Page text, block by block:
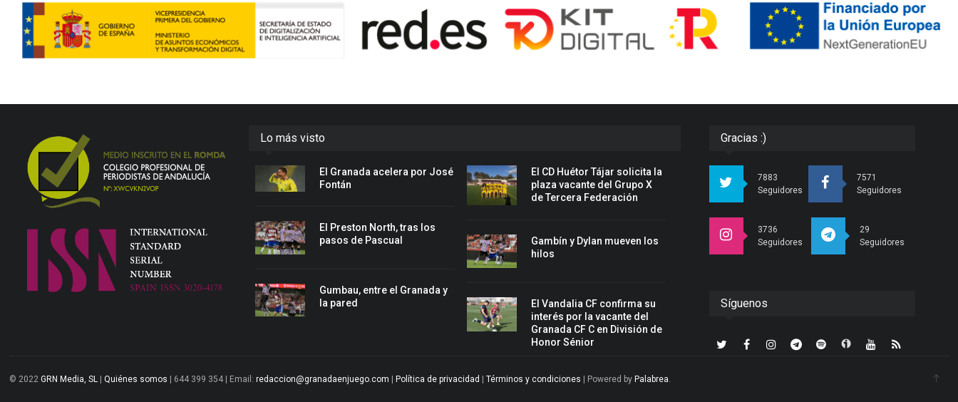
Lo más visto
El Granada acelera por José
Fontán
El Preston North, tras los
pasos de Pascual
Gumbau, entre el Granada y
la pared
El CD Huétor Tájar solicita la
plaza vacante del Grupo X
de Tercera Federación
Gambín y Dylan mueven los
hilos
El Vandalia CF confirma su
interés por la vacante del
Granada CF C en División de
Honor Sénior
Gracias :)
7883
Seguidores
7571
Seguidores
3736
Seguidores
29
Seguidores
Síguenos
© 2022GRN Media, SL |Quiénes somos | 644 399 354 | Email:redaccion@granadaenjuego.com Política de privacidad |Términos y condiciones | Powered by Palabrea.